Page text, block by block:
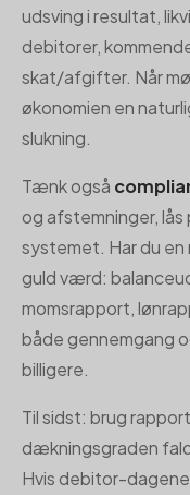
udsving i resultat,
debitorer,
skat/afgifter. Når
økonomien en
slukning.
Tænk også
og afstemninger, lås
systemet. Har du en
guld værd:
momsrapport,
både gennemgang
billigere.
Til sidst: brug
dækningsgraden
Hvis debitor-